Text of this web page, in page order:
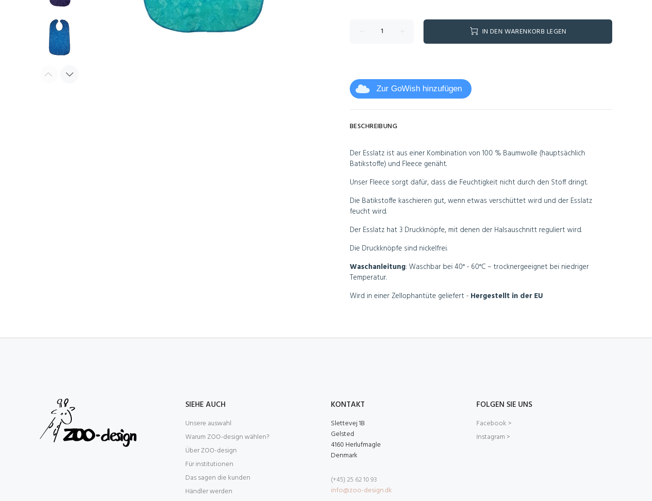
IN DEN WARENKORB LEGEN
Zur GoWish hinzufügen
BESCHREIBUNG
Der Esslatz ist aus einer Kombination von 100 % Baumwolle (hauptsächlich
Batikstoffe) und Fleece genäht.
Unser Fleece sorgt dafür, dass die Feuchtigkeit nicht durch den Stoff dringt.
Die Batikstoffe kaschieren gut, wenn etwas verschüttet wird und der Esslatz
feucht wird.
Der Esslatz hat 3 Druckknöpfe, mit denen der Halsauschnitt reguliert wird.
Die Druckknöpfe sind nickelfrei.
Waschanleitung: Waschbar bei 40° - 60°C – trocknergeeignet bei niedriger
Temperatur.
Wird in einer Zellophantüte geliefert - Hergestellt in der EU
SIEHE AUCH
Unsere auswahl
Warum ZOO-design wählen?
Über ZOO-design
Für institutionen
Das sagen die kunden
Händler werden
KONTAKT
Slettevej 1B
Gelsted
4160 Herlufmagle
Denmark
(+45) 25 62 10 93
info@zoo-design.dk
FOLGEN SIE UNS
Facebook >
Instagram >